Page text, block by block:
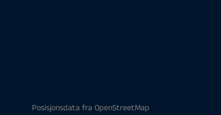
Posisjonsdata fra OpenStreetMap